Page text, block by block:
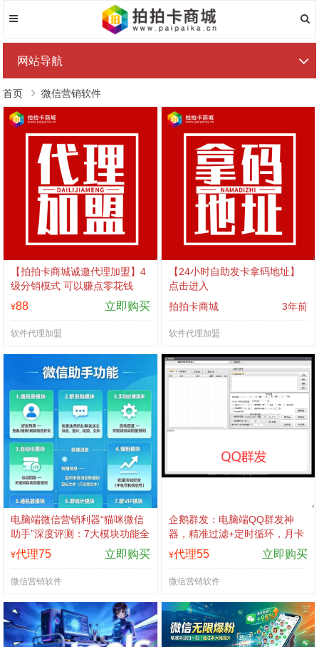
网站导航
首页 微信营销软件
【拍拍卡商城诚邀代理加盟】4
级分销模式 可以赚点零花钱
¥88 立即购买
软件代理加盟
【24小时自助发卡拿码地址】
点击进入
拍拍卡商城
3年前
软件代理加盟
电脑端微信营销利器“猫咪微信
助手”深度评测：7大模块功能全
解析，多卡种授权灵活选
¥代理75 立即购买
微信营销软件
企鹅群发：电脑端QQ群发神
器，精准过滤+定时循环，月卡
季卡年卡灵活授权，认准拍拍
卡激活码商城
¥代理55 立即购买
微信营销软件